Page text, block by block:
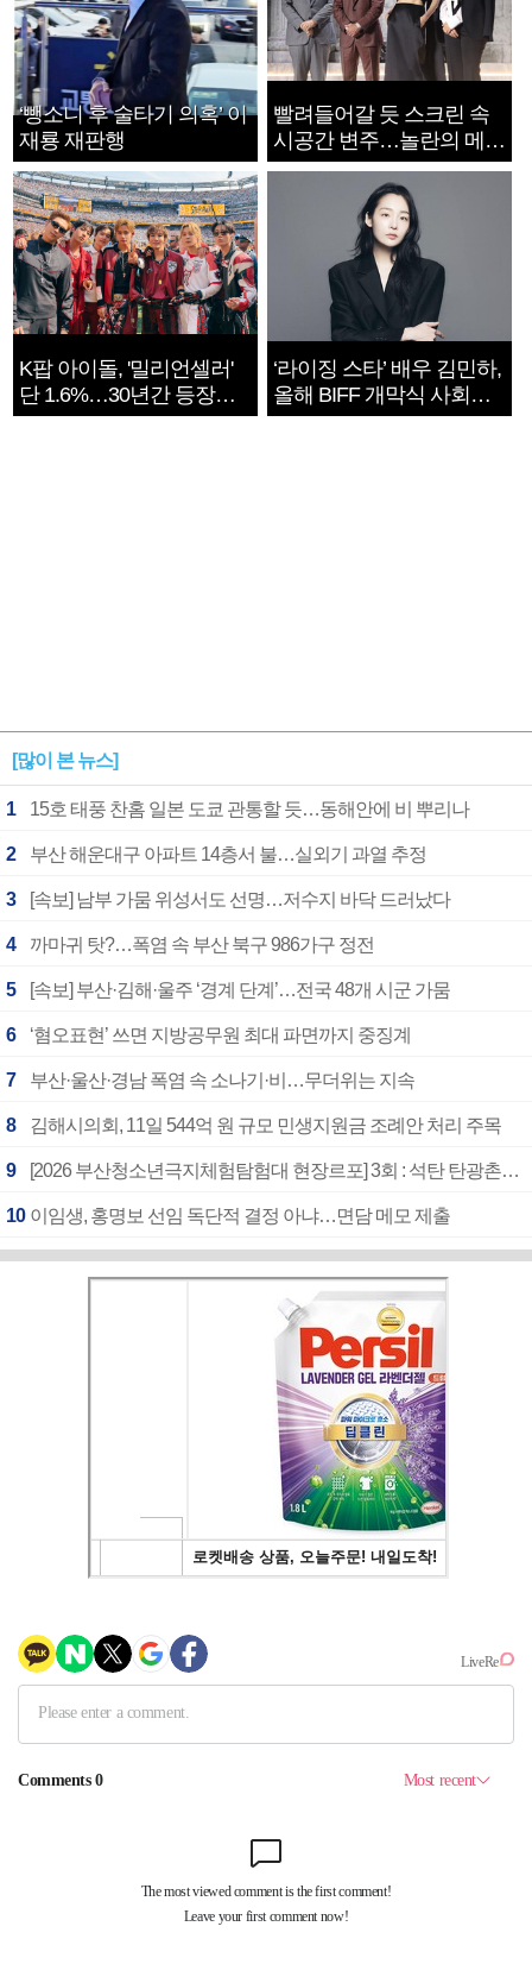
‘뺑소니 후 술타기 의혹’ 이
재룡 재판행
빨려들어갈 듯 스크린 속
시공간 변주…놀란의 메시
지는 ‘전쟁 속죄’
K팝 아이돌, '밀리언셀러'
단 1.6%…30년간 등장
1182개팀 전수조사
‘라이징 스타’ 배우 김민하,
올해 BIFF 개막식 사회자
확정
[많이 본 뉴스]
1 15호 태풍 찬홈 일본 도쿄 관통할 듯…동해안에 비 뿌리나
2 부산 해운대구 아파트 14층서 불…실외기 과열 추정
3 [속보] 남부 가뭄 위성서도 선명…저수지 바닥 드러났다
4 까마귀 탓?…폭염 속 부산 북구 986가구 정전
5 [속보] 부산·김해·울주 ‘경계 단계’…전국 48개 시군 가뭄
6 ‘혐오표현’ 쓰면 지방공무원 최대 파면까지 중징계
7 부산·울산·경남 폭염 속 소나기·비…무더위는 지속
8 김해시의회, 11일 544억 원 규모 민생지원금 조례안 처리 주목
9 [2026 부산청소년극지체험탐험대 현장르포] 3회 : 석탄 탄광촌에서 북극 연구의 중심지로
10 이임생, 홍명보 선임 독단적 결정 아냐…면담 메모 제출